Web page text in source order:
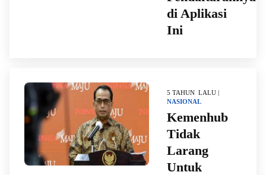
di Aplikasi
Ini
5 TAHUN LALU |
NASIONAL
Kemenhub
Tidak
Larang
Untuk